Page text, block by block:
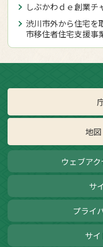
しぶかわｄｅ創業チ
渋川市外から住宅を
市移住者住宅支援事
地
ウェブア
サ
プライ
サ